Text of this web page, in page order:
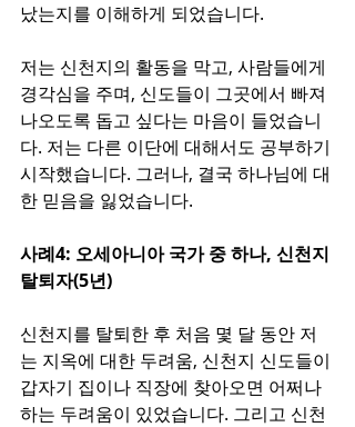
났는지를 이해하게 되었습니다.
저는 신천지의 활동을 막고, 사람들에게
경각심을 주며, 신도들이 그곳에서 빠져
나오도록 돕고 싶다는 마음이 들었습니
다. 저는 다른 이단에 대해서도 공부하기
시작했습니다. 그러나, 결국 하나님에 대
한 믿음을 잃었습니다.​
사례4: 오세아니아 국가 중 하나, 신천지
탈퇴자(5년)
신천지를 탈퇴한 후 처음 몇 달 동안 저
는 지옥에 대한 두려움, 신천지 신도들이
갑자기 집이나 직장에 찾아오면 어쩌나
하는 두려움이 있었습니다. 그리고 신천